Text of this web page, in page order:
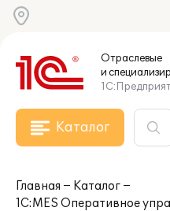
Отраслевые
и
Каталог
Главная
Каталог
1С:MES Оперативное